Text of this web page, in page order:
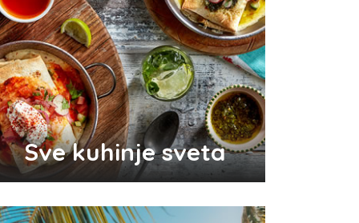
Zašto odlažemo bitne stvari i
kako da prestanemo?
Odlični saveti za brže začeće
bebe
Audio i video konektori - šta
su i koje vrste postoje
Sve kuhinje sveta